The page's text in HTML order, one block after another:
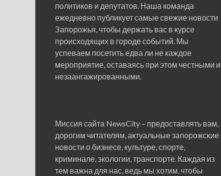
политиков и депутатов. Наша команда
ежедневно публикует самые свежие новости
Запорожья, чтобы держать вас в курсе
происходящих в городе событий. Мы
успеваем посетить едва ли не каждое
мероприятие, оставаясь при этом честными и
незаангажированными.
Миссия сайта NewsCity – предоставлять вам,
дорогим читателям, актуальные запорожские
новости о бизнесе, культуре, спорте,
криминале, экологии, транспорте. Каждая из
тем важна для нас, ведь мы хотим, чтобы